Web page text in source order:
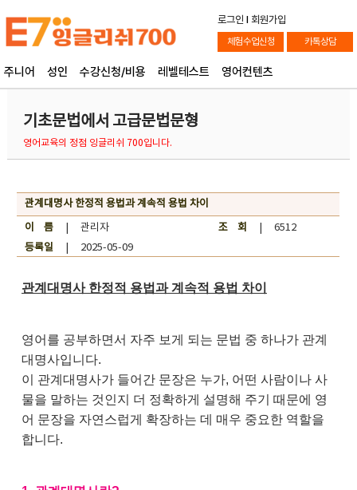
로그인 l 회원가입
체험수업신청 카톡상담
주니어 성인 수강신청/비용 레벨테스트 영어컨텐츠
기초문법에서 고급문법문형
영어교육의 정점 잉글리쉬 700입니다.
관계대명사 한정적 용법과 계속적 용법 차이
이 름| 관리자 조 회
| 6512
등록일| 2025-05-09
관계대명사 한정적 용법과 계속적 용법 차이
영어를 공부하면서 자주 보게 되는 문법 중 하나가 관계
대명사입니다.
이 관계대명사가 들어간 문장은 누가, 어떤 사람이나 사
물을 말하는 것인지 더 정확하게 설명해 주기 때문에 영
어 문장을 자연스럽게 확장하는 데 매우 중요한 역할을
합니다.